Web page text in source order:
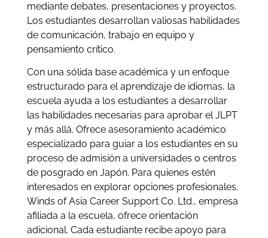
mediante debates, presentaciones y proyectos.
Los estudiantes desarrollan valiosas habilidades
de comunicación, trabajo en equipo y
pensamiento crítico.
Con una sólida base académica y un enfoque
estructurado para el aprendizaje de idiomas, la
escuela ayuda a los estudiantes a desarrollar
las habilidades necesarias para aprobar el JLPT
y más allá. Ofrece asesoramiento académico
especializado para guiar a los estudiantes en su
proceso de admisión a universidades o centros
de posgrado en Japón. Para quienes estén
interesados en explorar opciones profesionales,
Winds of Asia Career Support Co. Ltd., empresa
afiliada a la escuela, ofrece orientación
adicional. Cada estudiante recibe apoyo para